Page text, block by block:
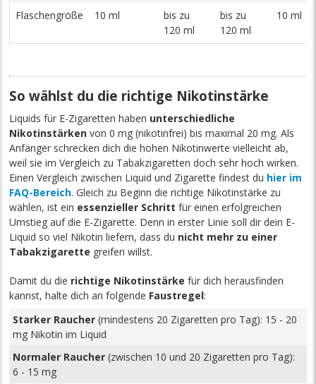
Flaschengröße 10 ml
bis zu
120 ml
bis zu
120 ml
10 ml
So wählst du die richtige Nikotinstärke
Liquids für E-Zigaretten haben unterschiedliche
Nikotinstärken von 0 mg (nikotinfrei) bis maximal 20 mg. Als
Anfänger schrecken dich die hohen Nikotinwerte vielleicht ab,
weil sie im Vergleich zu Tabakzigaretten doch sehr hoch wirken.
Einen Vergleich zwischen Liquid und Zigarette findest du hier im
FAQ-Bereich. Gleich zu Beginn die richtige Nikotinstärke zu
wählen, ist ein essenzieller Schritt für einen erfolgreichen
Umstieg auf die E-Zigarette. Denn in erster Linie soll dir dein E-
Liquid so viel Nikotin liefern, dass du nicht mehr zu einer
Tabakzigarette greifen willst.
Damit du die richtige Nikotinstärke für dich herausfinden
kannst, halte dich an folgende Faustregel:
Starker Raucher (mindestens 20 Zigaretten pro Tag): 15 - 20
mg Nikotin im Liquid
Normaler Raucher (zwischen 10 und 20 Zigaretten pro Tag):
6 - 15 mg